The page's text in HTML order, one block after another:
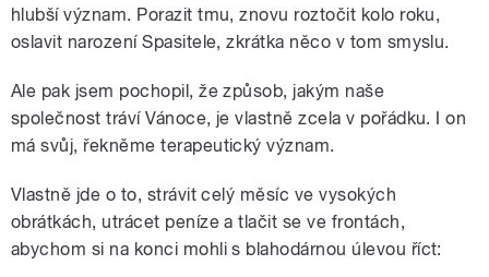
hlubší význam. Porazit tmu, znovu roztočit kolo roku,
oslavit narození Spasitele, zkrátka něco v tom smyslu.
Ale pak jsem pochopil, že způsob, jakým naše
společnost tráví Vánoce, je vlastně zcela v pořádku. I on
má svůj, řekněme terapeutický význam.
Vlastně jde o to, strávit celý měsíc ve vysokých
obrátkách, utrácet peníze a tlačit se ve frontách,
abychom si na konci mohli s blahodárnou úlevou říct: